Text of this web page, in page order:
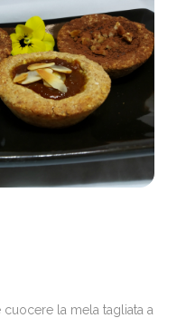
cuocere la mela tagliata a